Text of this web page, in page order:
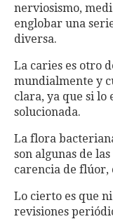
nerviosismo,
englobar una
diversa.
La caries es otro
mundialmente y
clara, ya que si lo
solucionada.
La flora
son algunas de
carencia de flúor,
Lo cierto es que
revisiones